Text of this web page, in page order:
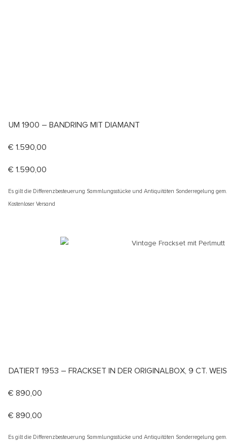
UM 1900 – BANDRING MIT DIAMANT
€ 1.590,00
€ 1.590,00
Es gilt die Differenzbesteuerung Sammlungsstücke und Antiquitäten Sonderregelung
Kostenloser Versand
DATIERT 1953 – FRACKSET IN DER ORIGINALBOX, 9 CT.
€ 890,00
€ 890,00
Es gilt die Differenzbesteuerung Sammlungsstücke und Antiquitäten Sonderregelung